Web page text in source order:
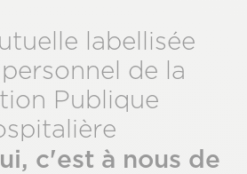
labellisée
de la
Publique
c'est à nous de